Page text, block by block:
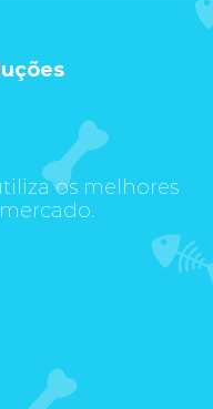
os melhores